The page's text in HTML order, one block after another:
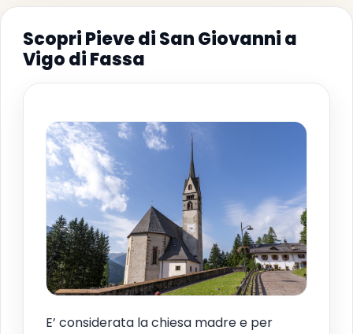
Scopri Pieve di San Giovanni a
Vigo di Fassa
E’ considerata la chiesa madre e per